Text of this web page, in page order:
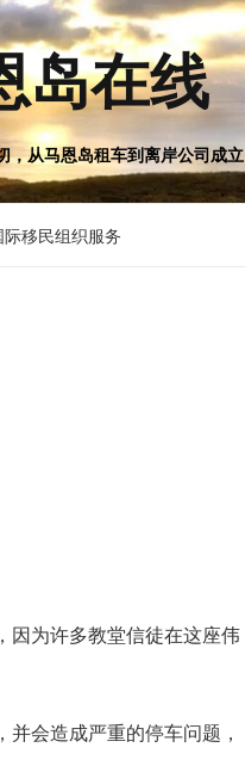
岛在线
，从马恩岛租车到离岸公司成立
际移民组织服务
因为许多教堂信徒在这座伟
会造成严重的停车问题，